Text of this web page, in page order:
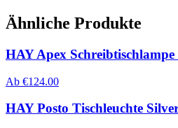
Ähnliche Produkte
HAY Apex
Ab €124.00
HAY Posto Tischleuchte